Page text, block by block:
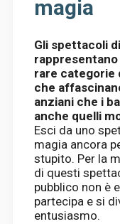
magia
Gli spettacoli
rappresentano
rare categorie
che
anziani che i
anche quelli
Esci da uno
magia ancora
stupito. Per la
di questi
pubblico non è
partecipa e si
entusiasmo.